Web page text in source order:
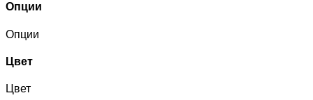
Опции
Опции
Цвет
Цвет